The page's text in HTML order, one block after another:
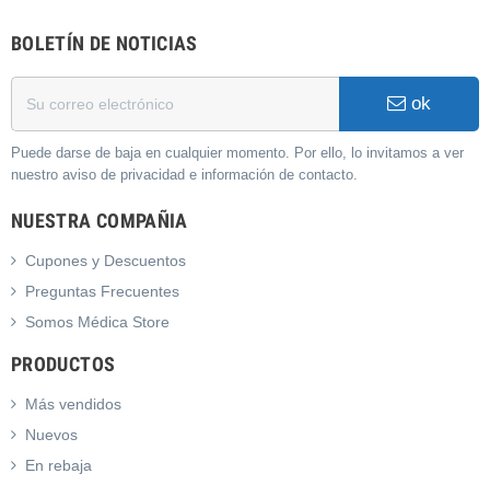
BOLETÍN DE NOTICIAS
ok
Puede darse de baja en cualquier momento. Por ello, lo invitamos a ver
nuestro aviso de privacidad e información de contacto.
NUESTRA COMPAÑIA
Cupones y Descuentos
Preguntas Frecuentes
Somos Médica Store
PRODUCTOS
Más vendidos
Nuevos
En rebaja